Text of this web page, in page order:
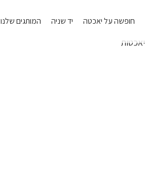
חופשה על יאכטה יד שניה המותגים שלנו